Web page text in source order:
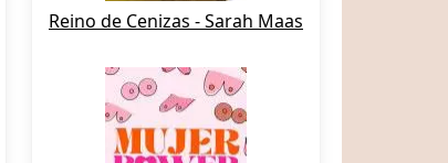
Reino de Cenizas - Sarah Maas